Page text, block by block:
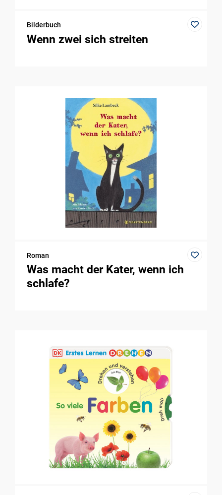
Bilderbuch
Wenn zwei sich streiten
Roman
Was macht der Kater, wenn ich
schlafe?